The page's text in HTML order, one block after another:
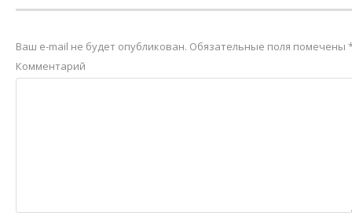
Ваш e-mail не будет опубликован. Обязательные поля помечены
Комментарий